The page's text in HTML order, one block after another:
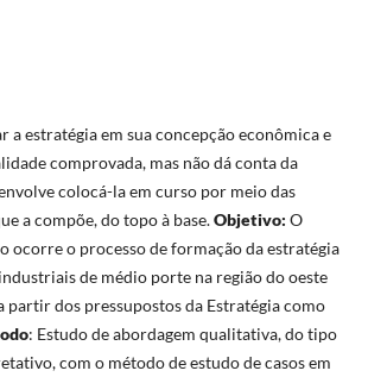
a estratégia em sua concepção econômica e
comprovada, mas não dá conta da
colocá-la em curso por meio das
a compõe, do topo à base.Objetivo: O
ocorre o processo de formação da estratégia
de médio porte na região do oeste
partir dos pressupostos da Estratégia como
: Estudo de abordagem qualitativa, do tipo
com o método de estudo de casos em